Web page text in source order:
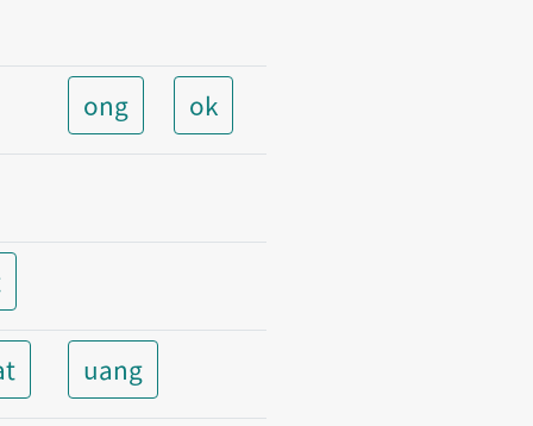
ong ok
uang